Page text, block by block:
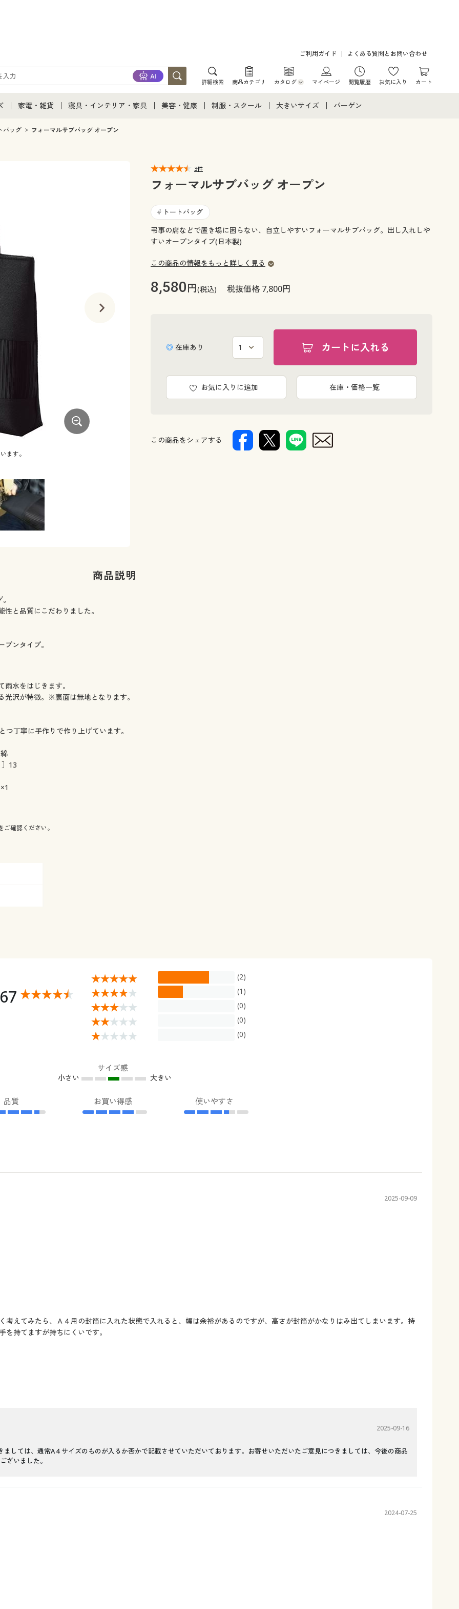
ご利用ガイド よくある質問とお問い合わせ
詳細検索 商品カテゴリ カタログ
カタログ・チラシからのご注文
マイページ 閲覧履歴 お気に入り カート
通販すべて
家電・雑貨
家電・雑貨すべて
寝具・インテリア・家具
寝具・インテリア・家具通販すべて
カーテン・ラグ・ファブリック
美容・健康 制服・スクール
ジュニア・ティーンズ下着
大きいサイズ
大きいサイズ レディース下着
大きいサイズ 事務・制服
バーゲン
バッグ フォーマルサブバッグ オープン
ます。
3件
フォーマルサブバッグ オープン
# トートバッグ
弔事の席などで置き場に困らない、自立しやすいフォーマルサブバッグ。出し入れしや
すいオープンタイプ(日本製)
この商品の情報をもっと詳しく見る
8,580円(税込) 税抜価格 7,800円
◎ 在庫あり カートに入れる
お気に入りに追加 在庫・価格一覧
この商品をシェアする
商品説明
と品質にこだわりました。
ンタイプ。
水をはじきます。
沢が特徴。※裏面は無地となります。
丁寧に手作りで作り上げています。
13
ご確認ください。
(2)
(1)
(0)
(0)
(0)
サイズ感
小さい 大きい
品質 お買い得感 使いやすさ
2025-09-09
えてみたら、Ａ４用の封筒に入れた状態で入れると、幅は余裕があるのですが、高さが封筒がかなりはみ出てしまいます。持
持てますが持ちにくいです。
2025-09-16
しては、通常A４サイズのものが入るか否かで記載させていただいております。お寄せいただいたご意見につきましては、今後の商品
ざいました。
2024-07-25